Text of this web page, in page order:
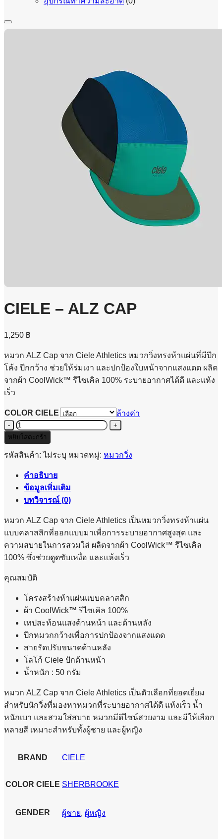
CIELE – ALZ CAP
1,250 ฿
หมวก ALZ Cap จาก Ciele Athletics หมวกวิ่งทรงห้าแผ่นที่มีปีก
โค้ง ปีกกว้าง ช่วยให้ร่มเงา และปกป้องใบหน้าจากแสงแดด ผลิต
จากผ้า CoolWick™ รีไซเคิล 100% ระบายอากาศได้ดี และแห้ง
เร็ว
COLOR CIELE
ล้างค่า
จำนวน
CIELE
-
ALZ
ชิ้น
หยิบใส่ตะกร้า
รหัสสินค้า:ไม่ระบุ หมวดหมู่: หมวกวิ่ง
คำอธิบาย
ข้อมูลเพิ่มเติม
บทวิจารณ์ (0)
หมวก ALZ Cap จาก Ciele Athletics เป็นหมวกวิ่งทรงห้าแผ่น
แบบคลาสสิกที่ออกแบบมาเพื่อการระบายอากาศสูงสุด และ
ความสบายในการสวมใส่ ผลิตจากผ้า CoolWick™ รีไซเคิล
100% ซึ่งช่วยดูดซับเหงื่อ และแห้งเร็ว
คุณสมบัติ
โครงสร้างห้าแผ่นแบบคลาสสิก
ผ้า CoolWick™ รีไซเคิล 100%
เทปสะท้อนแสงด้านหน้า และด้านหลัง
ปีกหมวกกว้างเพื่อการปกป้องจากแสงแดด
สายรัดปรับขนาดด้านหลัง
โลโก้ Ciele ปักด้านหน้า
น้ำหนัก : 50 กรัม
หมวก ALZ Cap จาก Ciele Athletics เป็นตัวเลือกที่ยอดเยี่ยม
สำหรับนักวิ่งที่มองหาหมวกที่ระบายอากาศได้ดี แห้งเร็ว น้ำ
หนักเบา และสวมใส่สบาย หมวกมีดีไซน์สวยงาม และมีให้เลือก
หลายสี เหมาะสำหรับทั้งผู้ชาย และผู้หญิง
BRAND CIELE
COLOR CIELE SHERBROOKE
GENDER ผู้ชาย, ผู้หญิง